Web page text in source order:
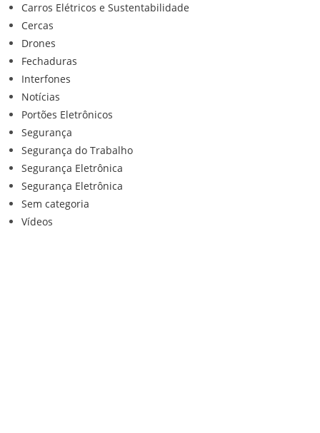
Carros Elétricos e Sustentabilidade
Cercas
Drones
Fechaduras
Interfones
Notícias
Portões Eletrônicos
Segurança
Segurança do Trabalho
Segurança Eletrônica
Segurança Eletrônica
Sem categoria
Vídeos